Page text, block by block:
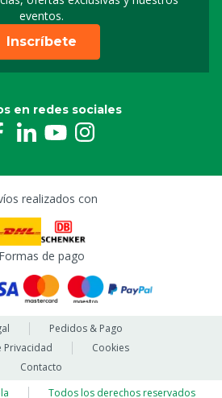
eventos.
Inscríbete
en redes sociales
realizados con
Formas de pago
Pedidos & Pago
Privacidad
Cookies
Contacto
Todos los derechos reservados